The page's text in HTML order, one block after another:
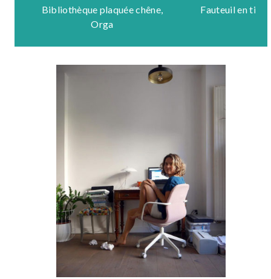
Bibliothèque plaquée chêne,
Orga
Fauteuil en